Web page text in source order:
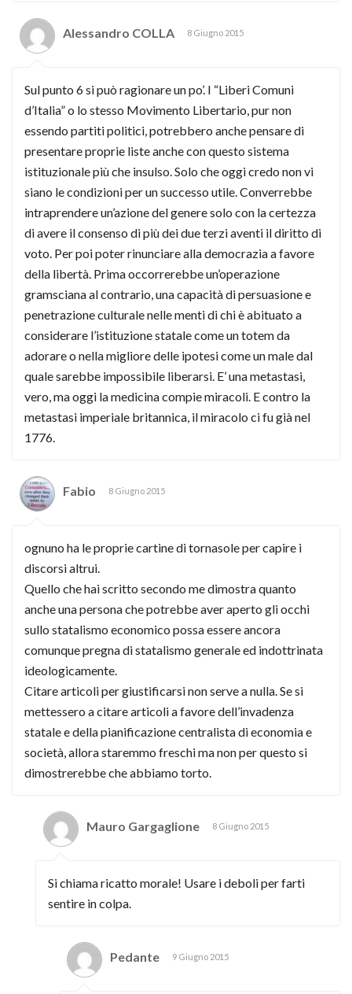
Alessandro COLLA 8 Giugno 2015
Sul punto 6 si può ragionare un po’. I “Liberi Comuni
d’Italia” o lo stesso Movimento Libertario, pur non
essendo partiti politici, potrebbero anche pensare di
presentare proprie liste anche con questo sistema
istituzionale più che insulso. Solo che oggi credo non vi
siano le condizioni per un successo utile. Converrebbe
intraprendere un’azione del genere solo con la certezza
di avere il consenso di più dei due terzi aventi il diritto di
voto. Per poi poter rinunciare alla democrazia a favore
della libertà. Prima occorrerebbe un’operazione
gramsciana al contrario, una capacità di persuasione e
penetrazione culturale nelle menti di chi è abituato a
considerare l’istituzione statale come un totem da
adorare o nella migliore delle ipotesi come un male dal
quale sarebbe impossibile liberarsi. E’ una metastasi,
vero, ma oggi la medicina compie miracoli. E contro la
metastasi imperiale britannica, il miracolo ci fu già nel
1776.
Fabio 8 Giugno 2015
ognuno ha le proprie cartine di tornasole per capire i
discorsi altrui.
Quello che hai scritto secondo me dimostra quanto
anche una persona che potrebbe aver aperto gli occhi
sullo statalismo economico possa essere ancora
comunque pregna di statalismo generale ed indottrinata
ideologicamente.
Citare articoli per giustificarsi non serve a nulla. Se si
mettessero a citare articoli a favore dell’invadenza
statale e della pianificazione centralista di economia e
società, allora staremmo freschi ma non per questo si
dimostrerebbe che abbiamo torto.
Mauro Gargaglione 8 Giugno 2015
Si chiama ricatto morale! Usare i deboli per farti
sentire in colpa.
Pedante 9 Giugno 2015